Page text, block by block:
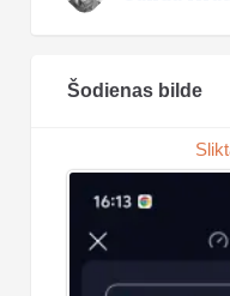
Šodienas bilde